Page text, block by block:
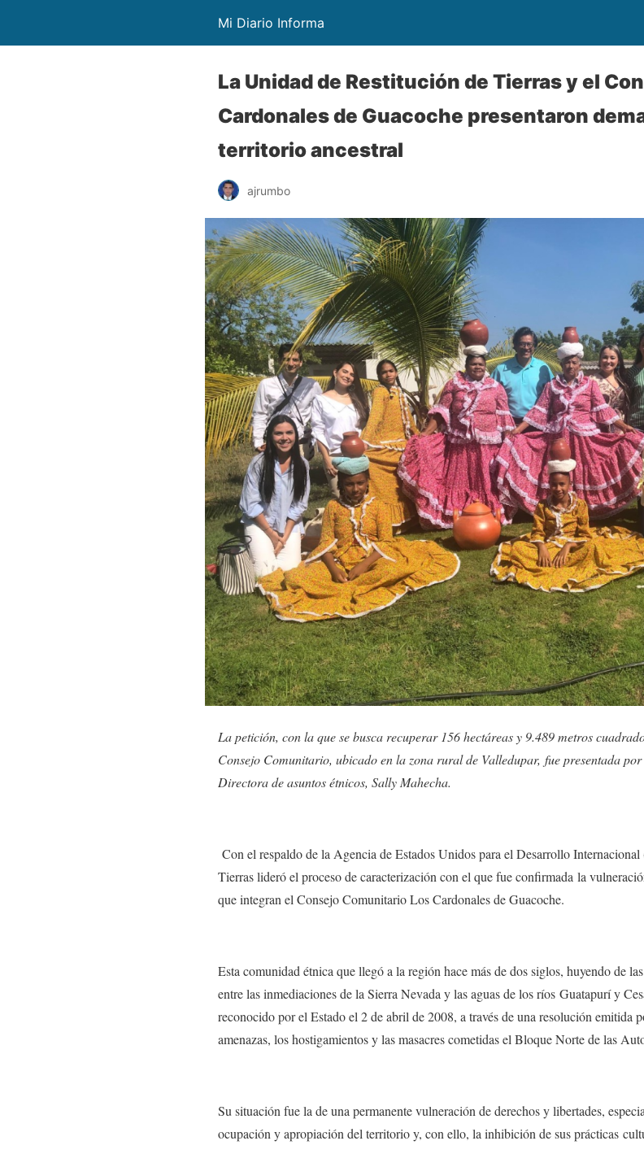
Mi Diario Informa
La Unidad de Restitución de Tierras y el
Cardonales de Guacoche presentaron
territorio ancestral
ajrumbo
La petición, con la que se busca recuperar 156 hectáreas y 9.489 metros
Consejo Comunitario, ubicado en la zona rural de Valledupar, fue presentada
Directora de asuntos étnicos, Sally Mahecha.
Con el respaldo de la Agencia de Estados Unidos para el Desarrollo
Tierras lideró el proceso de caracterización con el que fue confirmada la
que integran el Consejo Comunitario Los Cardonales de Guacoche.
Esta comunidad étnica que llegó a la región hace más de dos siglos, huyendo de
entre las inmediaciones de la Sierra Nevada y las aguas de los ríos Guatapurí y
reconocido por el Estado el 2 de abril de 2008, a través de una resolución emitida
amenazas, los hostigamientos y las masacres cometidas el Bloque Norte de las
Su situación fue la de una permanente vulneración de derechos y libertades,
ocupación y apropiación del territorio y, con ello, la inhibición de sus prácticas